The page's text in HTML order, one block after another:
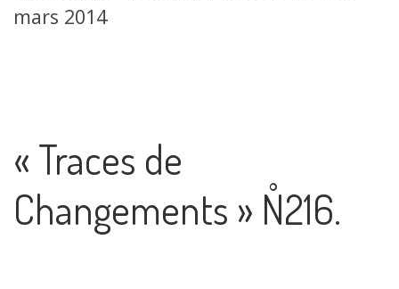
mars 2014
« Traces de
Changements » N˚216.